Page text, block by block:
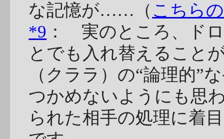
な記憶が……（ こちら
*9 ： 実のところ、ド
とでも入れ替えること
（クララ）の“論理的”
つかめないようにも思
られた相手の処理に着